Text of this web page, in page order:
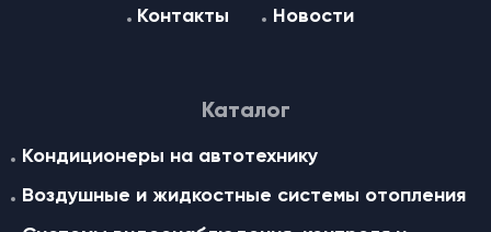
Контакты Новости
Каталог
Кондиционеры на автотехнику
Воздушные и жидкостные cистемы отопления